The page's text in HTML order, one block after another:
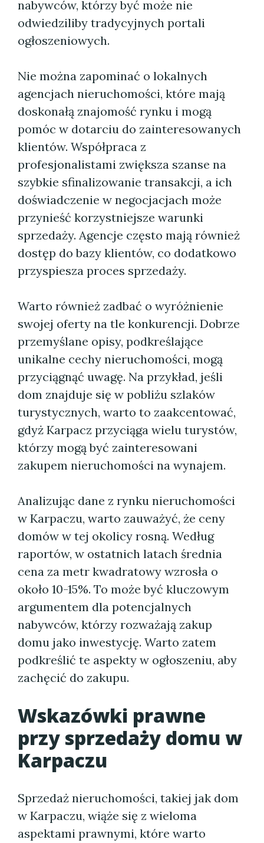
nabywców, którzy być może nie
odwiedziliby tradycyjnych portali
ogłoszeniowych.
Nie można zapominać o lokalnych
agencjach nieruchomości, które mają
doskonałą znajomość rynku i mogą
pomóc w dotarciu do zainteresowanych
klientów. Współpraca z
profesjonalistami zwiększa szanse na
szybkie sfinalizowanie transakcji, a ich
doświadczenie w negocjacjach może
przynieść korzystniejsze warunki
sprzedaży. Agencje często mają również
dostęp do bazy klientów, co dodatkowo
przyspiesza proces sprzedaży.
Warto również zadbać o wyróżnienie
swojej oferty na tle konkurencji. Dobrze
przemyślane opisy, podkreślające
unikalne cechy nieruchomości, mogą
przyciągnąć uwagę. Na przykład, jeśli
dom znajduje się w pobliżu szlaków
turystycznych, warto to zaakcentować,
gdyż Karpacz przyciąga wielu turystów,
którzy mogą być zainteresowani
zakupem nieruchomości na wynajem.
Analizując dane z rynku nieruchomości
w Karpaczu, warto zauważyć, że ceny
domów w tej okolicy rosną. Według
raportów, w ostatnich latach średnia
cena za metr kwadratowy wzrosła o
około 10-15%. To może być kluczowym
argumentem dla potencjalnych
nabywców, którzy rozważają zakup
domu jako inwestycję. Warto zatem
podkreślić te aspekty w ogłoszeniu, aby
zachęcić do zakupu.
Wskazówki prawne
przy sprzedaży domu w
Karpaczu
Sprzedaż nieruchomości, takiej jak dom
w Karpaczu, wiąże się z wieloma
aspektami prawnymi, które warto